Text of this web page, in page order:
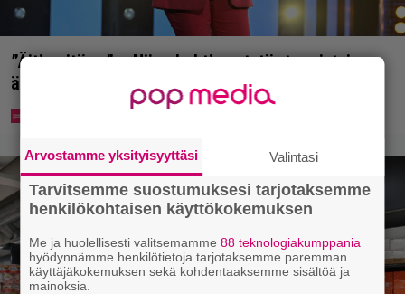
”Äiti, mitä v…” – Niina Lahtisen tytär tyrmistyi
äidistään otetusta kansikuvasta
Arvostamme yksityisyyttäsi Valintasi
Tarvitsemme suostumuksesi tarjotaksemme
henkilökohtaisen käyttökokemuksen
Me ja huolellisesti valitsemamme88 teknologiakumppania
hyödynnämme henkilötietoja tarjotaksemme paremman
käyttäjäkokemuksen sekä kohdentaaksemme sisältöä ja
mainoksia.